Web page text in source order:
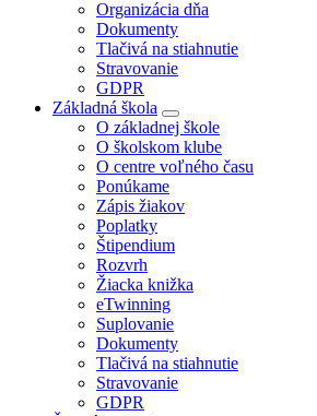
Organizácia dňa
Dokumenty
Tlačivá na stiahnutie
Stravovanie
GDPR
Základná škola
O základnej škole
O školskom klube
O centre voľného času
Ponúkame
Zápis žiakov
Poplatky
Štipendium
Rozvrh
Žiacka knižka
eTwinning
Suplovanie
Dokumenty
Tlačivá na stiahnutie
Stravovanie
GDPR